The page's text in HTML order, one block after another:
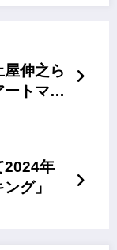
屋伸之ら
トマー
2024年
グ」